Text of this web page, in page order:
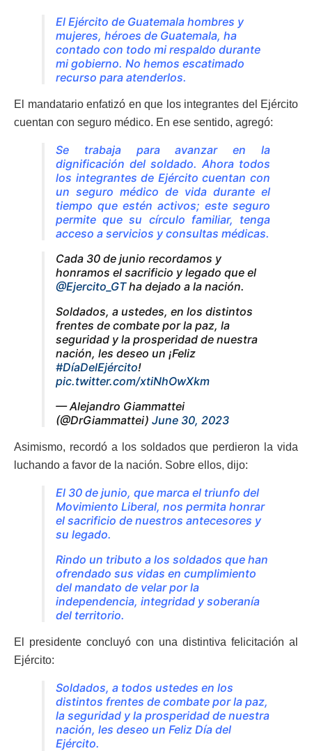
El Ejército de Guatemala hombres y
mujeres, héroes de Guatemala, ha
contado con todo mi respaldo durante
mi gobierno. No hemos escatimado
recurso para atenderlos.
El mandatario enfatizó en que los integrantes del Ejército
cuentan con seguro médico. En ese sentido, agregó:
Se trabaja para avanzar en la
dignificación del soldado. Ahora todos
los integrantes de Ejército cuentan con
un seguro médico de vida durante el
tiempo que estén activos; este seguro
permite que su círculo familiar, tenga
acceso a servicios y consultas médicas.
Cada 30 de junio recordamos y
honramos el sacrificio y legado que el
@Ejercito_GTha dejado a la nación.
Soldados, a ustedes, en los distintos
frentes de combate por la paz, la
seguridad y la prosperidad de nuestra
nación, les deseo un ¡Feliz
#DíaDelEjército!
pic.twitter.com/xtiNhOwXkm
— Alejandro Giammattei
(@DrGiammattei) June 30, 2023
Asimismo, recordó a los soldados que perdieron la vida
luchando a favor de la nación. Sobre ellos, dijo:
El 30 de junio, que marca el triunfo del
Movimiento Liberal, nos permita honrar
el sacrificio de nuestros antecesores y
su legado.
Rindo un tributo a los soldados que han
ofrendado sus vidas en cumplimiento
del mandato de velar por la
independencia, integridad y soberanía
del territorio.
El presidente concluyó con una distintiva felicitación al
Ejército:
Soldados, a todos ustedes en los
distintos frentes de combate por la paz,
la seguridad y la prosperidad de nuestra
nación, les deseo un Feliz Día del
Ejército.